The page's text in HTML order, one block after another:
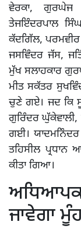
ਵੇਰਕਾ, ਗੁਰਘੇਜ
ਤੇਜਇੰਦਰਪਾਲ
ਕੱਦਗਿੱਲ,
ਜਸਵਿੰਦਰ ਜੱਸ,
ਮੁੱਖ ਸਲਾਹਕਾਰ
ਮੀਤ ਸਕੱਤਰ
ਚੁਣੇ ਗਏ। ਜਦ ਕਿ
ਗੁਰਿੰਦਰ ਘੁੱਕੇਵਾਲੀ,
ਗਈ। ਯਾਦਮਨਿੰਦਰ
ਤਹਿਸੀਲ ਪ੍ਰਧਾਨ
ਕੀਤਾ ਗਿਆ।
ਜਾਵੇਗਾ